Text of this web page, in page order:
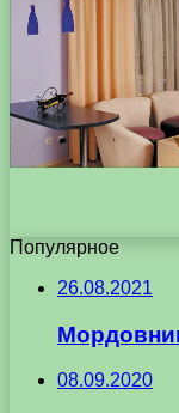
Популярное
26.08.2021
08.09.2020